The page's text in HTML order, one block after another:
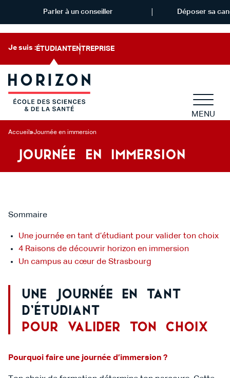
Je suis : ÉTUDIANT ENTREPRISE
MENU
Accueil »Journée en immersion
JOURNÉE EN IMMERSION
Sommaire
Une journée en tant d’étudiant pour valider ton choix
4 Raisons de découvrir horizon en immersion
Un campus au cœur de Strasbourg
Une journée en tant
d’étudiant
pour valider ton choix
Pourquoi faire une journée d’immersion ?
Parler à un conseiller Déposer sa